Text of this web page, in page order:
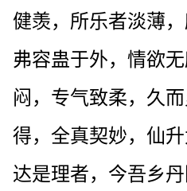
健羡，所乐者淡薄
弗容蛊于外，情欲
闷，专气致柔，久
得，全真契妙，仙升
达是理者，今吾乡丹